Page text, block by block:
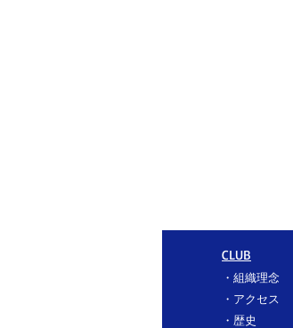
CLUB
・ 組織理念
・ アクセス
​・ 歴史